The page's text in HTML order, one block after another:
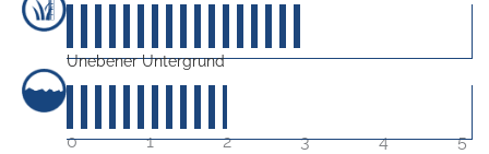
Unebener Untergrund
0 1 2 3 4 5